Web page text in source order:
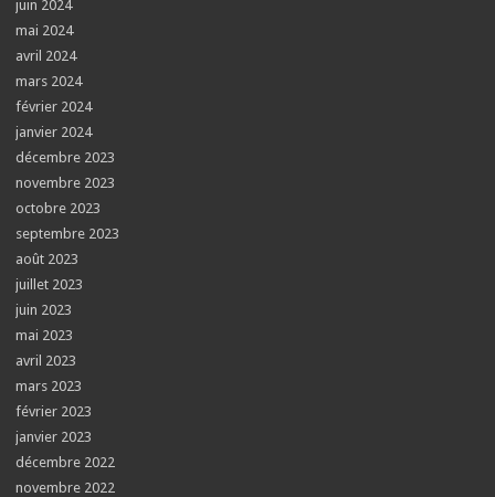
juin 2024
mai 2024
avril 2024
mars 2024
février 2024
janvier 2024
décembre 2023
novembre 2023
octobre 2023
septembre 2023
août 2023
juillet 2023
juin 2023
mai 2023
avril 2023
mars 2023
février 2023
janvier 2023
décembre 2022
novembre 2022